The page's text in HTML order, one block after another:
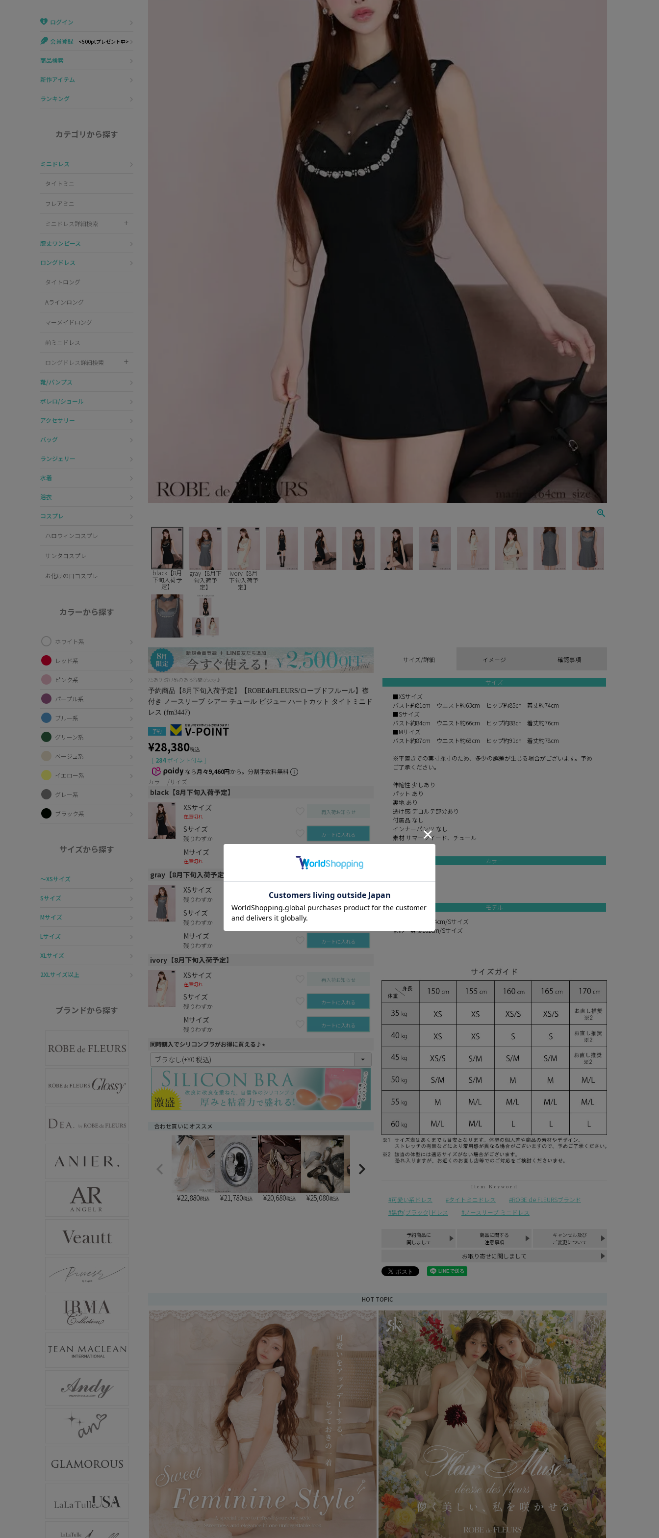
GLAMOROUS
ログイン
会員登録 <500ptプレゼント中>
商品検索
新作アイテム
ランキング
カテゴリから探す
ミニドレス
タイトミニ
フレアミニ
ミニドレス詳細検索
膝丈ワンピース
ロングドレス
タイトロング
Aラインロング
マーメイドロング
前ミニドレス
ロングドレス詳細検索
靴/パンプス
ボレロ/ショール
アクセサリー
バッグ
ランジェリー
水着
浴衣
コスプレ
ハロウィンコスプレ
サンタコスプレ
お化けの日コスプレ
カラーから探す
ホワイト系
レッド系
ピンク系
パープル系
ブルー系
グリーン系
ベージュ系
イエロー系
グレー系
ブラック系
サイズから探す
〜XSサイズ
Sサイズ
Mサイズ
Lサイズ
XLサイズ
2XLサイズ以上
ブランドから探す
black【8月
下旬入荷予
定】
gray【8月下
旬入荷予
定】
ivory【8月
下旬入荷予
定】
XSあり!透け感のある谷間がsexy♪
予約商品【8月下旬入荷予定】【ROBEdeFLEURS/ローブドフルール】襟
付き ノースリーブ シアー チュール ビジュー ハートカット タイトミニド
レス (fm3447)
予約
¥28,380税込
[ 284 ポイント付与 ]
なら月々9,460円から。分割手数料無料
カラー
サイズ
black【8月下旬入荷予定】
XSサイズ
在庫切れ
再入荷お知らせ
Sサイズ
残りわずか カートに入れる
Mサイズ
在庫切れ
gray【8月下旬入荷予定】
XSサイズ
残りわずか カートに入れる
Sサイズ
残りわずか
Mサイズ
残りわずか カートに入れる
ivory【8月下旬入荷予定】
XSサイズ
在庫切れ
再入荷お知らせ
Sサイズ
残りわずか カートに入れる
Mサイズ
残りわずか カートに入れる
同時購入でシリコンブラがお得に買える♪
(
須
)
合わせ買いにオススメ
¥22,880税込 ¥21,780税込 ¥20,680税込 ¥25,080税込 ¥6,900税込 7,900税込
サイズ/詳細 イメージ 確認事項
サイズ
■XSサイズ
バスト約81cm ウエスト約63cm ヒップ約85㎝ 着丈約74cm
■Sサイズ
バスト約84cm ウエスト約66cm ヒップ約88㎝ 着丈約76cm
■Mサイズ
バスト約87cm ウエスト約69cm ヒップ約91㎝ 着丈約78cm
※平置きでの実寸採寸のため、多少の誤差が生じる場合がございます。予め
ご了承ください。
伸縮性 少しあり
パット あり
裏地 あり
透け感 デコルテ部分あり
付属品 なし
インナーパンツ なし
素材 サマーツイード、チュール
カラー
gray
モデル
まりん 身長164cm/Sサイズ
まみ 身長161cm/Sサイズ
可愛い系ドレス タイトミニドレス
ROBE de FLEURSブランド
黒色(ブラック)ドレス
ノースリーブ ミニドレス
予約商品に
関しまして
商品に関する
注意事項
キャンセル及び
ご変更について
お取り寄せに関しまして
HOT TOPIC